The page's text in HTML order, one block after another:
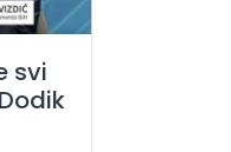
svi